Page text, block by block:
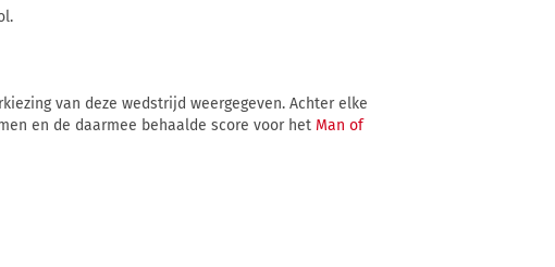
van deze wedstrijd weergegeven. Achter elke
en de daarmee behaalde score voor het Man of